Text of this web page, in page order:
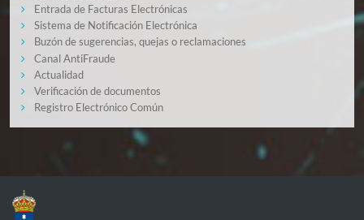
Entrada de Facturas Electrónicas
Sistema de Notificación Electrónica
Buzón de sugerencias, quejas o reclamaciones
Canal AntiFraude
Actualidad
Verificación de documentos
Registro Electrónico Común